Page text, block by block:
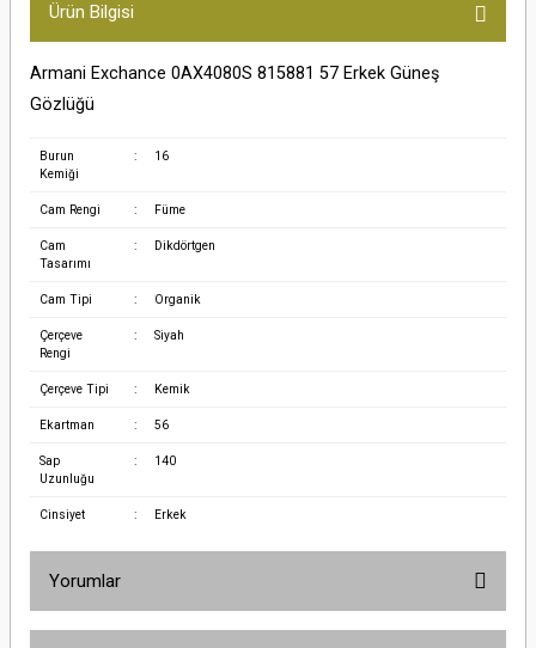
Ürün Bilgisi
Armani Exchance 0AX4080S 815881 57 Erkek Güneş
Gözlüğü
Burun
Kemiği
: 16
Cam Rengi : Füme
Cam
Tasarımı
: Dikdörtgen
Cam Tipi : Organik
Çerçeve
Rengi
: Siyah
Çerçeve Tipi : Kemik
Ekartman : 56
Sap
Uzunluğu
: 140
Cinsiyet : Erkek
Yorumlar